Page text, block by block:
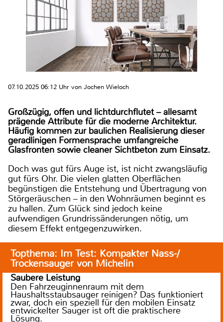
07.10.2025 06:12 Uhr von Jochen Wieloch
Großzügig, offen und lichtdurchflutet – allesamt
prägende Attribute für die moderne Architektur.
Häufig kommen zur baulichen Realisierung dieser
geradlinigen Formensprache umfangreiche
Glasfronten sowie cleaner Sichtbeton zum Einsatz.
Doch was gut fürs Auge ist, ist nicht zwangsläufig
gut fürs Ohr. Die vielen glatten Oberflächen
begünstigen die Entstehung und Übertragung von
Störgeräuschen – in den Wohnräumen beginnt es
zu hallen. Zum Glück sind jedoch keine
aufwendigen Grundrissänderungen nötig, um
diesem Effekt entgegenzuwirken.
Topthema: Im Test: Kompakter Nass-/
Trockensauger von Michelin
Saubere Leistung
Den Fahrzeuginnenraum mit dem
Haushaltsstaubsauger reinigen? Das funktioniert
zwar, doch ein speziell für den mobilen Einsatz
entwickelter Sauger ist oft die praktischere
Lösung.